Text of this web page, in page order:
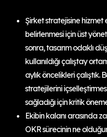
Şirket stratejisine hizmet
belirlenmesi için üst
sonra, tasarım odaklı
kullanıldığı çalıştay
aylık öncelikleri çalıştık.
stratejilerini
sağladığı için kritik
Ekibin kalanı arasında
OKR sürecinin ne